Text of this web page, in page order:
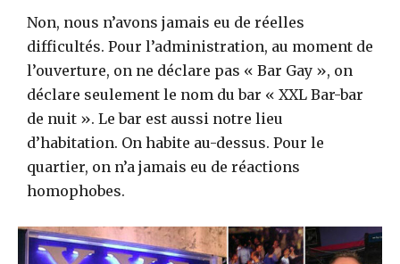
Non, nous n’avons jamais eu de réelles
difficultés. Pour l’administration, au moment de
l’ouverture, on ne déclare pas « Bar Gay », on
déclare seulement le nom du bar « XXL Bar-bar
de nuit ». Le bar est aussi notre lieu
d’habitation. On habite au-dessus. Pour le
quartier, on n’a jamais eu de réactions
homophobes.